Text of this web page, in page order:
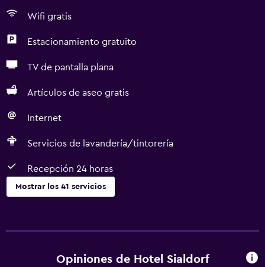
Wifi gratis
Estacionamiento gratuito
TV de pantalla plana
Artículos de aseo gratis
Internet
Servicios de lavandería/tintorería
Recepción 24 horas
Mostrar los 41 servicios
Wifi gratis
Opiniones de Hotel Sialdorf